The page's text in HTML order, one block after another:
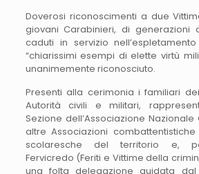
Doverosi riconoscimenti a due
giovani Carabinieri, di generazioni
caduti in servizio
“chiarissimi esempi di elette virtù
unanimemente riconosciuto.
Presenti alla cerimonia i familiari
Autorità civili e militari,
Sezione dell’Associazione
altre Associazioni
scolaresche del territorio e,
Fervicredo (Feriti e Vittime della
una folta delegazione guidata dal